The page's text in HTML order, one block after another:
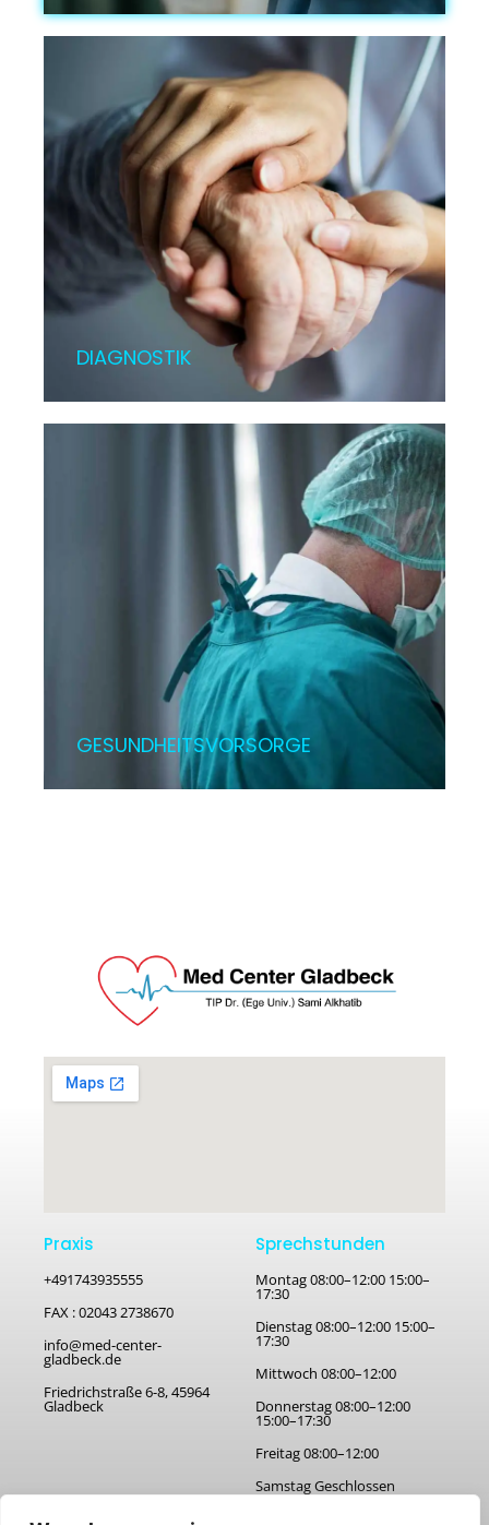
DIAGNOSTIK
GESUNDHEITSVORSORGE
Praxis
+491743935555
FAX : 02043 2738670
info@med-center-
gladbeck.de
Friedrichstraße 6-8, 45964
Gladbeck
Sprechstunden
Montag 08:00–12:00 15:00–
17:30
Dienstag 08:00–12:00 15:00–
17:30
Mittwoch 08:00–12:00
Donnerstag 08:00–12:00
15:00–17:30
Freitag 08:00–12:00
Samstag Geschlossen